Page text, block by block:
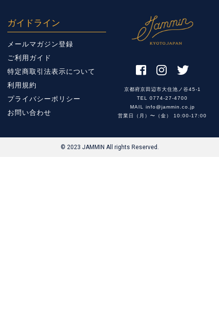
ガイドライン
メールマガジン登録
ご利用ガイド
特定商取引法表示について
利用規約
プライバシーポリシー
お問い合わせ
京都府京田辺市大住池ノ谷45-1
TEL 0774-27-4700
MAIL info@jammin.co.jp
営業日（月）〜（金） 10:00-17:00
© 2023 JAMMIN All rights Reserved.